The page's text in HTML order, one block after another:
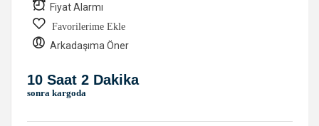
Fiyat Alarmı
Favorilerime Ekle
Arkadaşıma Öner
10 Saat 2 Dakika
sonra kargoda